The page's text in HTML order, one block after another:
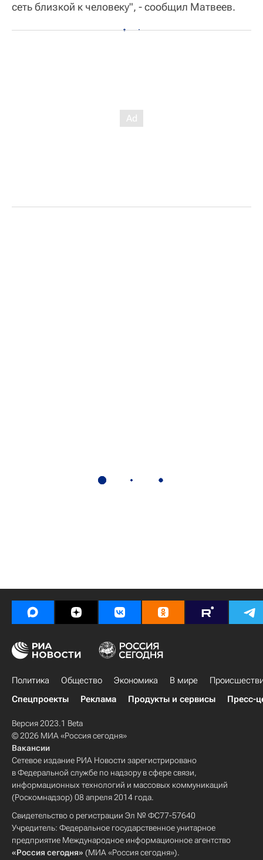
сеть близкой к человеку", - сообщил Матвеев.
Политика Общество Экономика В мире
Спецпроекты
Реклама Продукты и сервисы Пресс-
Версия 2023.1 Beta
© 2026 МИА «Россия сегодня»
Вакансии
Сетевое издание РИА Новости зарегистрировано
в Федеральной службе по надзору в сфере связи,
информационных технологий и массовых коммуникаций
(Роскомнадзор) 08 апреля 2014 года.
Свидетельство о регистрации Эл № ФС77-57640
Учредитель: Федеральное государственное унитарное
предприятие Международное информационное агентство
«Россия сегодня» (МИА «Россия сегодня»).